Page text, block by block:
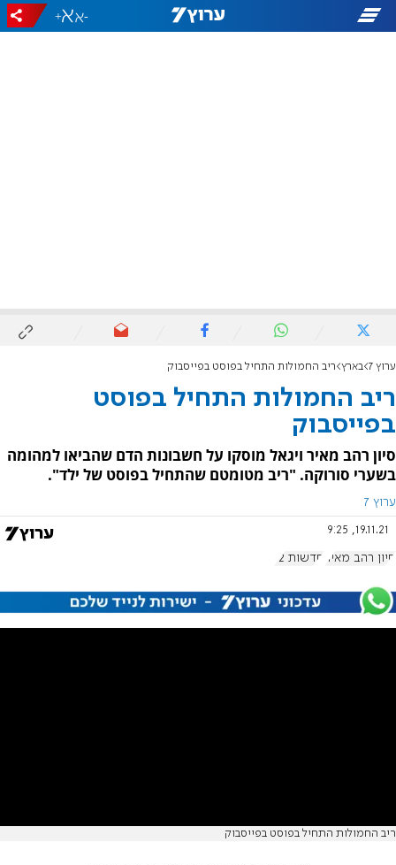
-
+
ערוץ 7 בארץ ריב החמולות התחיל בפוסט בפייסבוק
ריב החמולות התחיל בפוסט
בפייסבוק
סיון רהב מאיר ויגאל מוסקו על חשבונות הדם שהביאו למהומה
בשערי סורוקה. "ריב מטומטם שהתחיל בפוסט של ילד".
ערוץ 7
19.11.21, 9:25
סיון רהב מאיר חדשות 12
ריב החמולות התחיל בפוסט בפייסבוק